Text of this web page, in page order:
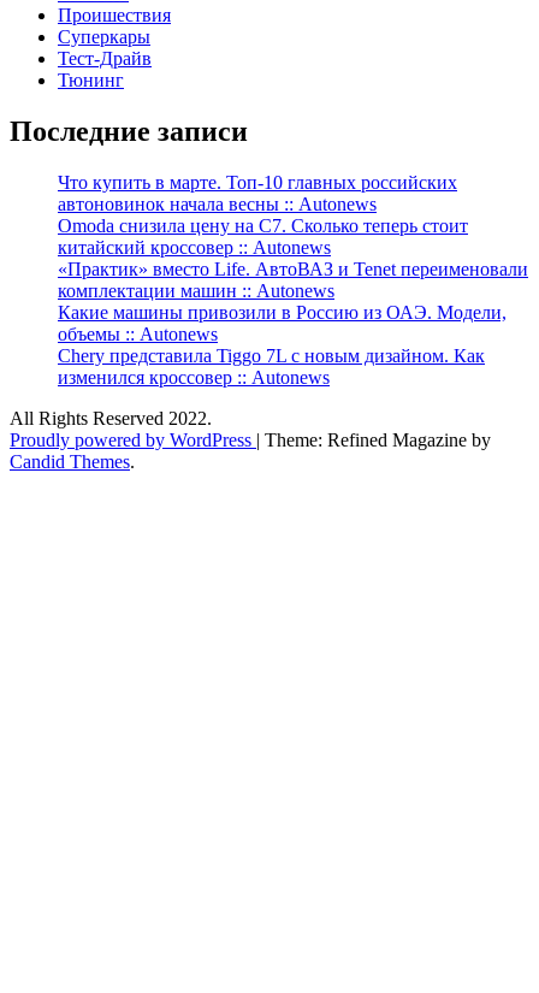
Проишествия
Суперкары
Тест-Драйв
Тюнинг
Последние записи
Что купить в марте. Топ-10 главных российских
автоновинок начала весны :: Autonews
Omoda снизила цену на C7. Сколько теперь стоит
китайский кроссовер :: Autonews
«Практик» вместо Life. АвтоВАЗ и Tenet переименовали
комплектации машин :: Autonews
Какие машины привозили в Россию из ОАЭ. Модели,
объемы :: Autonews
Chery представила Tiggo 7L с новым дизайном. Как
изменился кроссовер :: Autonews
All Rights Reserved 2022.
Proudly powered by WordPress | Theme: Refined Magazine by
Candid Themes.